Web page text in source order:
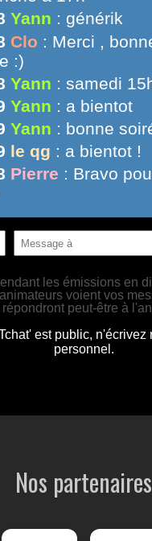
Nos partenaires